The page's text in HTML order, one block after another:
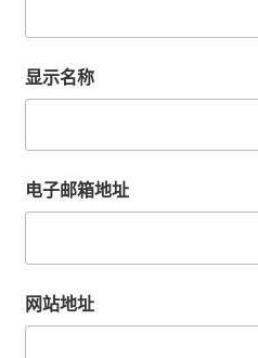
显示名称
电子邮箱地址
网站地址